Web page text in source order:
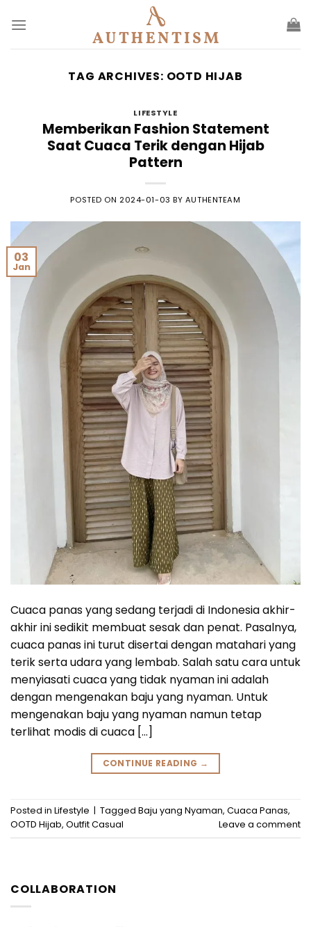
TAG ARCHIVES: OOTD HIJAB
LIFESTYLE
Memberikan Fashion Statement
Saat Cuaca Terik dengan Hijab
Pattern
POSTED ON 2024-01-03 BY AUTHENTEAM
03
Jan
Cuaca panas yang sedang terjadi di Indonesia akhir-
akhir ini sedikit membuat sesak dan penat. Pasalnya,
cuaca panas ini turut disertai dengan matahari yang
terik serta udara yang lembab. Salah satu cara untuk
menyiasati cuaca yang tidak nyaman ini adalah
dengan mengenakan baju yang nyaman. Untuk
mengenakan baju yang nyaman namun tetap
terlihat modis di cuaca […]
CONTINUE READING →
Posted in Lifestyle Tagged Baju yang Nyaman, Cuaca Panas,
OOTD Hijab, Outfit Casual Leave a comment
COLLABORATION